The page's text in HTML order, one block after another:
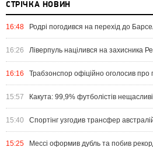
СТРІЧКА НОВИН
16:48 Родрі погодився на перехід до
16:26 Ліверпуль націлився на захисника
16:16 Трабзонспор офіційно оголосив про
15:57 Какута: 99,9% футболістів нещасливі
15:40 Спортінг узгодив трансфер
15:25
Мессі оформив дубль та побив